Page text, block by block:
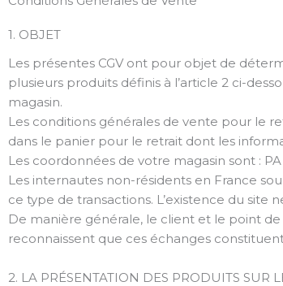
1. OBJET
Les présentes CGV ont pour objet de
plusieurs produits définis à l’article 2 ci-
magasin.
Les conditions générales de vente pour le
dans le panier pour le retrait dont les
Les coordonnées de votre magasin sont : PA
Les internautes non-résidents en France
ce type de transactions. L’existence du site
De manière générale, le client et le point
reconnaissent que ces échanges
2. LA PRÉSENTATION DES PRODUITS SUR